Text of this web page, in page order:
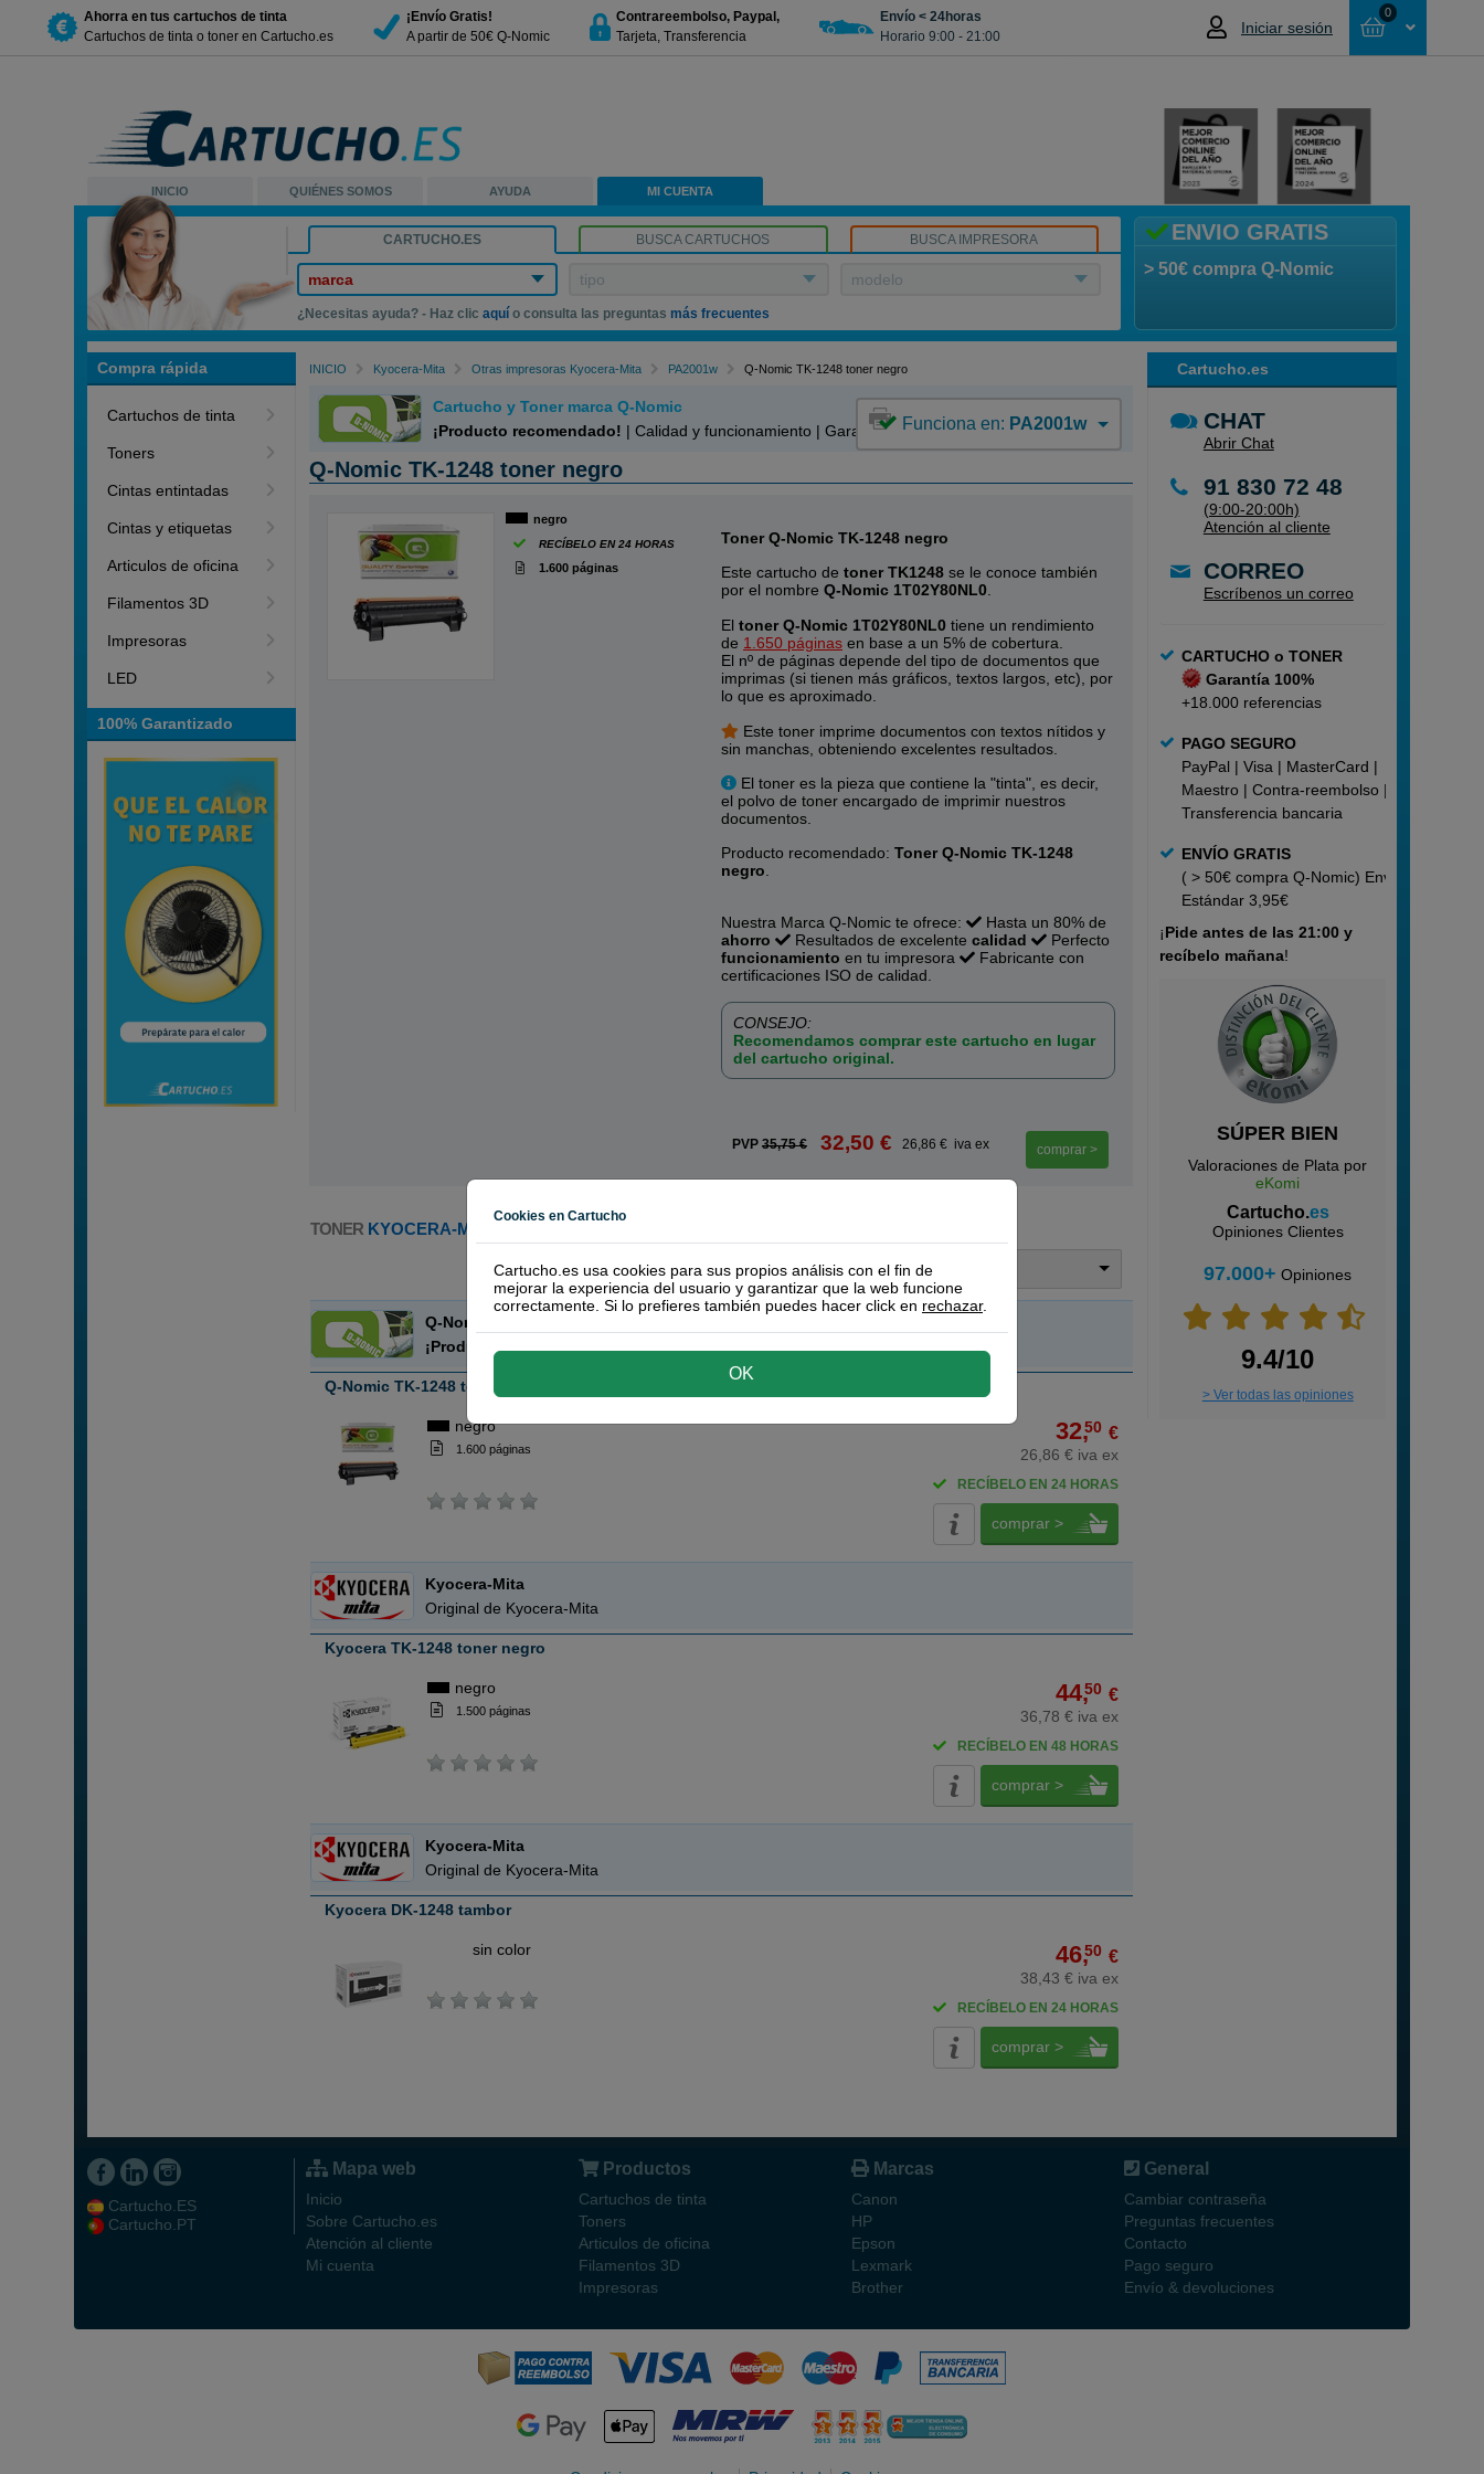
Ahorra en tus cartuchos de tinta
Cartuchos de tinta o toner en Cartucho.es
¡Envío Gratis!
A partir de 50€ Q-Nomic
Contrareembolso, Paypal,
Tarjeta, Transferencia
Envío < 24horas
Horario 9:00 - 21:00
Iniciar sesión
0
NO HAS SELECCIONADO NINGÚN
INICIO QUIÉNES SOMOS AYUDA MI CUENTA
ENVIO GRATIS
> 50€ compra Q-Nomic
CARTUCHO.ES BUSCA CARTUCHOS BUSCA IMPRESORA
marca tipo modelo
¿Necesitas ayuda? - Haz clicaquí o consulta las preguntas más frecuentes
Compra rápida
Cartuchos de tinta
Toners
Cintas entintadas
Cintas y etiquetas
Articulos de oficina
Filamentos 3D
Impresoras
LED
100% Garantizado
Cartucho.es
CHAT
Abrir Chat
91 830 72 48
(9:00-20:00h)
Atención al cliente
CORREO
Escríbenos un correo
CARTUCHO o TONER
Garantía 100%
+18.000 referencias
PAGO SEGURO
PayPal | Visa | MasterCard |
Maestro | Contra-reembolso |
Transferencia bancaria
ENVÍO GRATIS
( > 50€ compra Q-Nomic) Envío
Estándar 3,95€
¡Pide antes de las 21:00 y
recíbelo mañana!
SÚPER BIEN
Valoraciones de Plata por
eKomi
Cartucho.es
Opiniones Clientes
97.000+ Opiniones
9.4/10
> Ver todas las opiniones
INICIO Kyocera-Mita Otras impresoras Kyocera-Mita PA2001w Q-Nomic TK-1248 toner negro
Cartucho y Toner marca Q-Nomic
¡Producto recomendado! | Calidad y funcionamiento | Garantía 100%Funciona en: PA2001w
Q-Nomic TK-1248 toner negro
negro
RECÍBELO EN 24 HORAS
1.600 páginas
Toner Q-Nomic TK-1248 negro
Este cartucho de toner TK1248 se le conoce también
por el nombre Q-Nomic 1T02Y80NL0
El toner Q-Nomic 1T02Y80NL0 tiene un rendimiento
de 1.650 páginas en base a un 5% de cobertura.
El nº de páginas depende del tipo de documentos que
imprimas (si tienen más gráficos, textos largos, etc), por
lo que es aproximado.
Este toner imprime documentos con textos nítidos y
sin manchas, obteniendo excelentes resultados.
El toner es la pieza que contiene la "tinta", es decir,
el polvo de toner encargado de imprimir nuestros
documentos.
Producto recomendado: Toner Q-Nomic TK-1248
negro
Nuestra Marca Q-Nomic te ofrece:
Hasta un 80% de
ahorro
Resultados de excelente calidad
Perfecto
funcionamiento en tu impresora
Fabricante con
certificaciones ISO de calidad.
CONSEJO:
Recomendamos comprar este cartucho en lugar
del cartucho original.
PVP 35,75 € 32,50 € 26,86 € iva ex comprar >
TONER KYOCERA-MITA PA2001W
Q-Nomic (Marca Propia)
¡Producto recomendado!
Q-Nomic TK-1248 toner negro
negro
1.600 páginas
32,50 €
26,86 € iva ex
RECÍBELO EN 24 HORAS
comprar >
Kyocera-Mita
Original de Kyocera-Mita
Kyocera TK-1248 toner negro
negro
1.500 páginas
44,50 €
36,78 € iva ex
RECÍBELO EN 48 HORAS
comprar >
Kyocera-Mita
Original de Kyocera-Mita
Kyocera DK-1248 tambor
sin color 46,50 €
38,43 € iva ex
RECÍBELO EN 24 HORAS
comprar >
Cartucho.ES
Cartucho.PT
Mapa web
Inicio
Sobre Cartucho.es
Atención al cliente
Mi cuenta
Productos
Cartuchos de tinta
Toners
Articulos de oficina
Filamentos 3D
Impresoras
Marcas
Canon
HP
Epson
Lexmark
Brother
General
Cambiar contraseña
Preguntas frecuentes
Contacto
Pago seguro
Envío & devoluciones
Cookies en Cartucho
Cartucho.es usa cookies para sus propios análisis con el fin de
mejorar la experiencia del usuario y garantizar que la web funcione
correctamente. Si lo prefieres también puedes hacer click en rechazar.
OK